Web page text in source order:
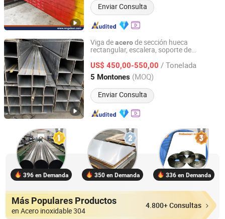
Enviar Consulta
Viga deacerode sección hueca
rectangular, escalera, soporte de
US$ 450,00-550,00 / Tonelada
5 Montones (MOQ)
Enviar Consulta
GuangDong Lecong Steel World Electronic Commerce Co.,
Ltd.
Guangdong, China
396 en Demanda 350 en Demanda 336 en Demanda
Más Populares Productos
en Acero inoxidable 304
4.800+ Consultas